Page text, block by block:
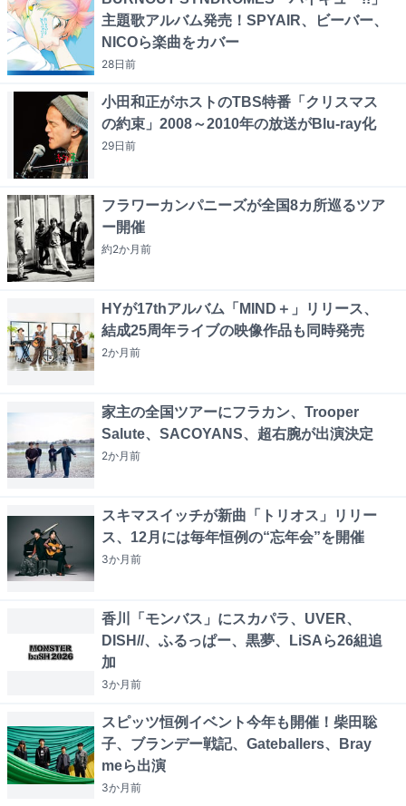
主題歌アルバム発売！SPYAIR、ビーバー、
NICOら楽曲をカバー
28日前
小田和正がホストのTBS特番「クリスマス
の約束」2008～2010年の放送がBlu-ray化
29日前
フラワーカンパニーズが全国8カ所巡るツア
ー開催
約2か月前
HYが17thアルバム「MIND＋」リリース、
結成25周年ライブの映像作品も同時発売
2か月前
家主の全国ツアーにフラカン、Trooper
Salute、SACOYANS、超右腕が出演決定
2か月前
スキマスイッチが新曲「トリオス」リリー
ス、12月には毎年恒例の“忘年会”を開催
3か月前
香川「モンバス」にスカパラ、UVER、
DISH//、ふるっぱー、黒夢、LiSAら26組追
加
3か月前
スピッツ恒例イベント今年も開催！柴田聡
子、ブランデー戦記、Gateballers、Bray
meら出演
3か月前